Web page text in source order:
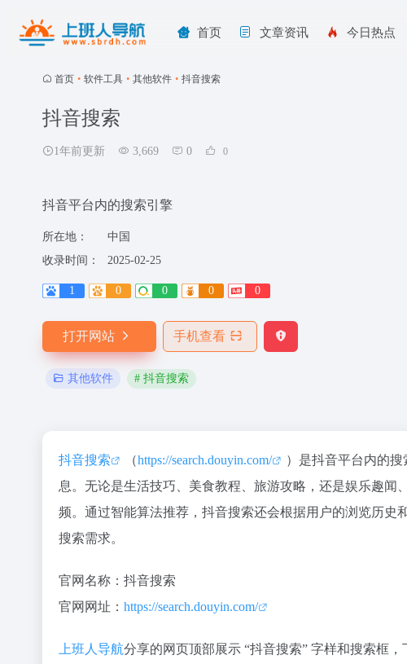
首页 文章资讯 今日热点
首页 • 软件工具 • 其他软件 • 抖音搜索
抖音搜索
1年前更新 3,669 0 0
抖音平台内的搜索引擎
所在地：
中国
收录时间：
2025-02-25
1 0 0 0 0
打开网站 手机查看
其他软件 # 抖音搜索
抖音搜索 （https://search.douyin.com/
）是抖音平台内的
息。无论是生活技巧、美食教程、旅游攻略，还是娱乐趣
频。通过智能算法推荐，抖音搜索还会根据用户的浏览历
搜索需求。
官网名称：抖音搜索
官网网址： https://search.douyin.com/
上班人导航分享的网页顶部展示 “抖音搜索” 字样和搜索框